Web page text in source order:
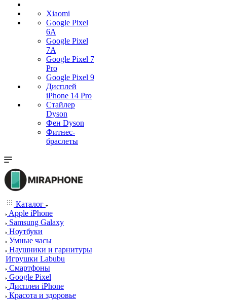
Xiaomi
Google Pixel
6A
Google Pixel
7А
Google Pixel 7
Pro
Google Pixel 9
Дисплей
iPhone 14 Pro
Стайлер
Dyson
Фен Dyson
Фитнес-
браслеты
Каталог
Apple iPhone
Samsung Galaxy
Ноутбуки
Умные часы
Наушники и гарнитуры
Игрушки Labubu
Смартфоны
Google Pixel
Дисплеи iPhone
Красота и здоровье